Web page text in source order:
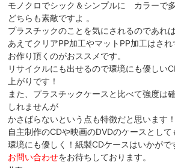
モノクロでシック＆シンプルに カラーで多
どちらも素敵ですよ 。
プラスチックのことを気にされるのであれば
あえてクリアPP加工やマットPP加工はさ
お作り頂くのがおススメです。
リサイクルにも出せるので環境にも優しい
上がりです！
また、プラスチックケースと比べて強度は
しれませんが
かさばらないという点も特徴だと思います！
自主制作のCDや映画のDVDのケースとして
環境にも優しく！紙製CDケースはいかがで
お問い合わせをお待ちしております。